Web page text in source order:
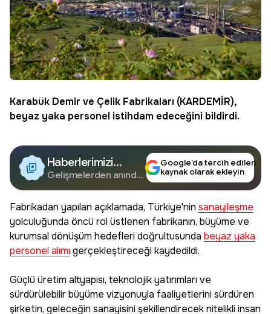
Karabük Demir ve Çelik Fabrikaları (KARDEMİR),
beyaz yaka personel istihdam edeceğini bildirdi.
Haberlerimizi
Google'da Takip
Edin
Gelişmelerden anında
Google’da tercih edilen
kaynak olarak ekleyin
Fabrikadan yapılan açıklamada, Türkiye'nin sanayileşme
yolculuğunda öncü rol üstlenen fabrikanın, büyüme ve
kurumsal dönüşüm hedefleri doğrultusunda beyaz yaka
personel alımıgerçekleştireceği kaydedildi.
Güçlü üretim altyapısı, teknolojik yatırımları ve
sürdürülebilir büyüme vizyonuyla faaliyetlerini sürdüren
şirketin, geleceğin sanayisini şekillendirecek nitelikli insan